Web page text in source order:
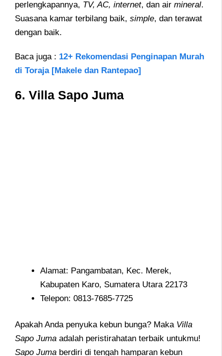
perlengkapannya, TV, AC, internet, dan air mineral.
Suasana kamar terbilang baik, simple, dan terawat
dengan baik.
Baca juga : 12+ Rekomendasi Penginapan Murah
di Toraja [Makele dan Rantepao]
6. Villa Sapo Juma
Alamat: Pangambatan, Kec. Merek,
Kabupaten Karo, Sumatera Utara 22173
Telepon: 0813-7685-7725
Apakah Anda penyuka kebun bunga? Maka Villa
Sapo Juma adalah peristirahatan terbaik untukmu!
Sapo Juma berdiri di tengah hamparan kebun